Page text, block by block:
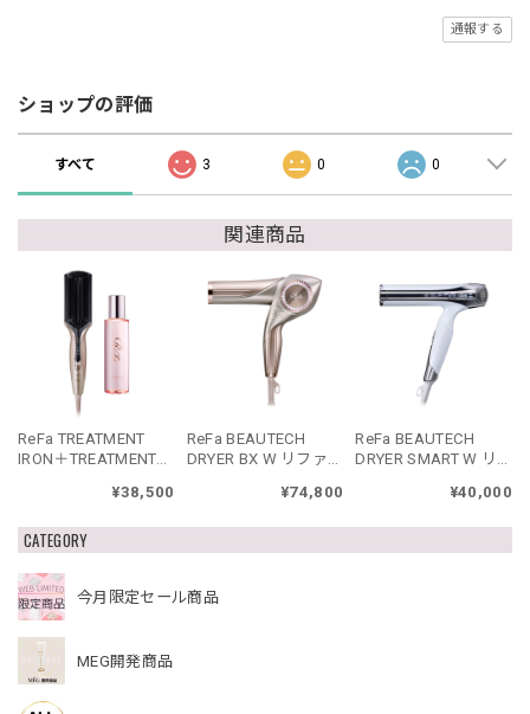
CATEGORY
今月限定セール商品
MEG開発商品
通報する
ショップの評価
すべて 3 0 0
関連商品
ReFa TREATMENT
IRON＋TREATMENT
トリートメントアイ
¥38,500
ReFa BEAUTECH
DRYER BX W リファ
¥74,800
ReFa BEAUTECH
DRYER SMART W リ
ライヤースマート ダ
¥40,000